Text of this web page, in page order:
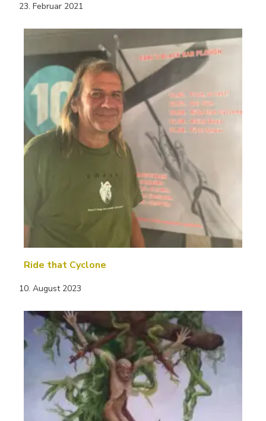
23. Februar 2021
Ride that Cyclone
10. August 2023